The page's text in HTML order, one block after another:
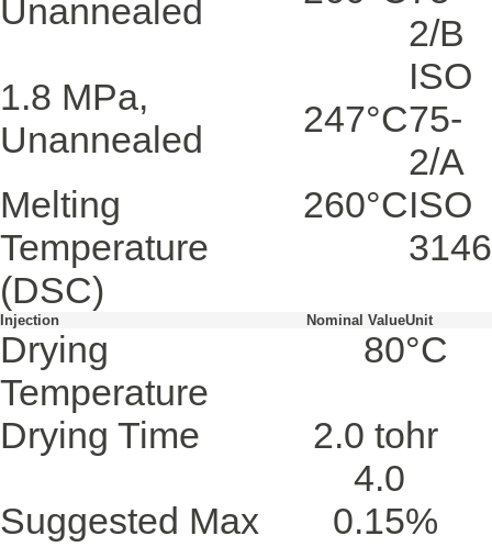
Unannealed
2/B
1.8 MPa,
Unannealed
247°C
ISO
75-
2/A
Melting
Temperature
(DSC)
260°CISO
3146
Injection Nominal ValueUnit
Drying
Temperature
80°C
Drying Time
2.0 to
4.0
hr
Suggested Max
0.15%